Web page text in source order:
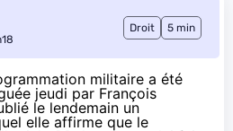
Droit 5 min
militaire a été
jeudi par François
le lendemain un
elle affirme que le